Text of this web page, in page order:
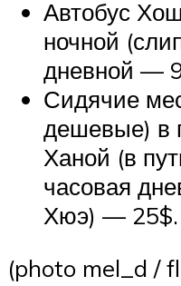
Автобус
ночной
дневной —
Сидячие
дешевые) в
Ханой (в
часовая
Хюэ) — 25$.
(photo mel_d /